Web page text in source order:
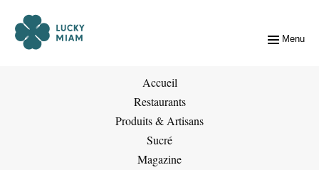
Menu
Accueil
Restaurants
Produits & Artisans
Sucré
Magazine